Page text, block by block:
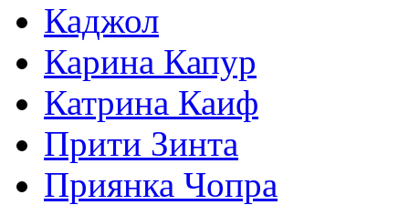
Каджол
Карина Капур
Катрина Каиф
Прити Зинта
Приянка Чопра